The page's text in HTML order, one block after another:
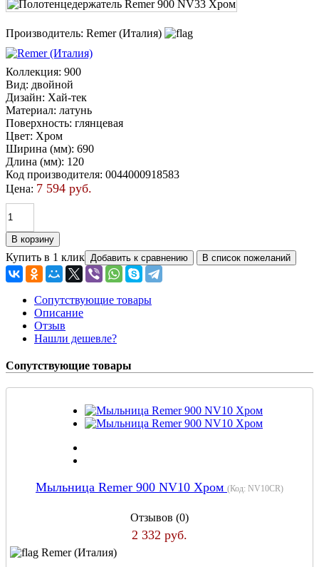
Производитель: Remer (Италия)
Коллекция: 900
Вид: двойной
Дизайн: Хай-тек
Материал: латунь
Поверхность: глянцевая
Цвет: Хром
Ширина (мм): 690
Длина (мм): 120
Код производителя: 0044000918583
Цена: 7 594 руб.
Купить в 1 клик
Сопутствующие товары
Описание
Отзыв
Нашли дешевле?
Сопутствующие товары
Мыльница Remer 900 NV10 Хром (Код: NV10CR)
Отзывов (0)
2 332 руб.
Remer (Италия)